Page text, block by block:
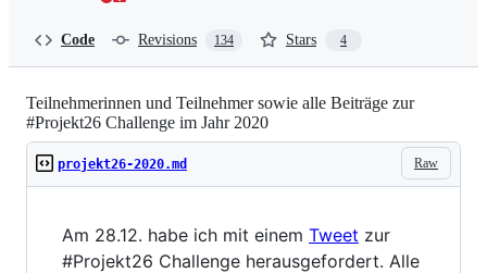
Code Revisions 134 Stars 4
Teilnehmerinnen und Teilnehmer sowie alle Beiträge zur
#Projekt26 Challenge im Jahr 2020
Raw
projekt26-2020.md
Am 28.12. habe ich mit einem Tweet zur
#Projekt26 Challenge herausgefordert. Alle